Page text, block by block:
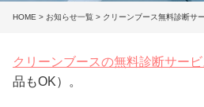
HOME > お知らせ一覧 > クリーンブース無料診断サ
クリーンブースの無料診断サービ
品もOK）。